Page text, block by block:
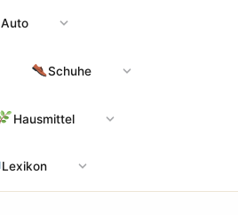
Auto
Schuhe
Hausmittel
Lexikon